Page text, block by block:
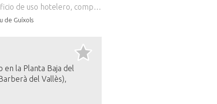
Dils Lucas Fox presenta este magnífico edificio de uso hotelero, completamente reformado en 2025, en pleno centro histórico de Sant Feliu de Guíxols, a tan solo 250 metros de la playa. Se trata de una oportunidad única de inversión compuesta por 7 apartamentos boutique totalmente equipados con cocina privada y diseñados con acabados de alta calidad. La propiedad dispone de una acogedora recepción con acceso a una agradable terraza exterior, un espacio ideal para el descanso de los huéspedes. En la planta baja, se encuentra, además, un apartamento dúplex que cuenta con salón-comedor y cocina totalmente equipada, un dormitorio doble, un baño completo con ducha y un balcón privado. La primera planta dispone de un apartamento doble adaptado para personas con movilidad reducida y un apartamento doble. La segunda planta cuenta con un apartamento doble y un apartamento individual. La tercera planta alberga un apartamento doble y un apartamento individual. Todos los apartamentos se han diseñado para ofrecer el máximo confort y cuentan con cocina completamente equipada, aire acondicionado y sistema de calefacción, acceso independiente mediante código de seguridad y sistema de check-in autónomo 24 horas, lavadora, nevera, armarios empotrados, Smart TV, wifi de alta velocidad y terraza privada. Todos los apartamentos disponen de terraza privada, ideal para disfrutar de las vistas al casco urbano de Sant Feliu de Guíxols. El edificio también ofrece la posibilidad de aparcar su vehículo en una zona de estacionamiento a 400 metros del hotel. El edificio está equipado con placas fotovoltaicas y placas para el agua caliente. La ubicación es inmejorable, con todos los servicios a pocos pasos: tiendas, restaurantes, mercados y una amplia oferta comercial y de ocio abierta durante todo el año. Así, se puede disfrutar de la comodidad de realizar todos los desplazamientos caminando. Para más información o para concertar una visita, no dude en ponerse en contacto con nosotros.
de Guíxols
en la Planta Baja del
del Vallès),